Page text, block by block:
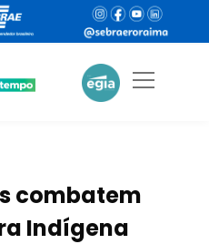
combatem
Indígena